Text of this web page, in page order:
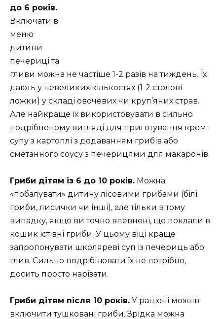
до 6 років.
Включати в
меню
дитини
печериці та
гливи можна не частіше 1-2 разів на тиждень. Їх
дають у невеликих кількостях (1-2 столові
ложки) у складі овочевих чи круп’яних страв.
Але найкраще їх використовувати в сильно
подрібненому вигляді для приготування крем-
супу з картоплі з додаванням грибів або
сметанного соусу з печерицями для макаронів.
Гриби дітям із 6 до 10 років. Можна
«побалувати» дитину лісовими грибами (білі
гриби, лисички чи інші), але тільки в тому
випадку, якщо ви точно впевнені, що поклали в
кошик їстівні гриби. У цьому віці краще
запропонувати школяреві суп із печериць або
глив. Сильно подрібнювати їх не потрібно,
досить просто нарізати.
Гриби дітям після 10 років. У раціоні можнв
включити тушковані гриби. Зрідка можна